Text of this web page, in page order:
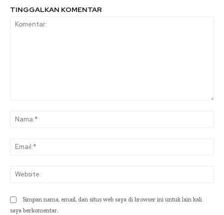
TINGGALKAN KOMENTAR
Simpan nama, email, dan situs web saya di browser ini untuk lain kali
saya berkomentar.